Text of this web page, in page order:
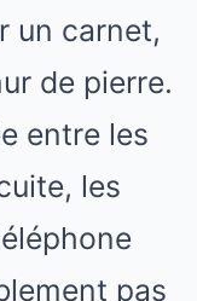
un carnet,
de pierre.
entre les
les
pas